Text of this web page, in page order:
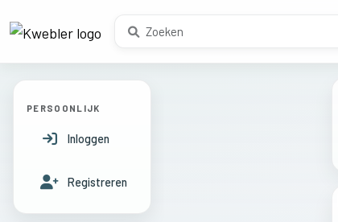
PERSOONLIJK
Inloggen
Registreren